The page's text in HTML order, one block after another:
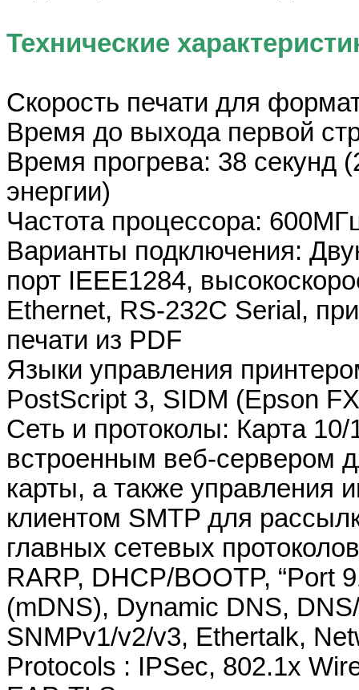
Технические
Скорость печати для
Время до выхода первой
Время прогрева: 38 секунд
энергии)
Частота процессора:
Варианты подключения:
порт IEEE1284,
Ethernet, RS-232C Serial,
печати из PDF
Языки управления
PostScript 3, SIDM (Epson
Cеть и протоколы: Карта
встроенным веб-сервером
карты, а также управления
клиентом SMTP для
главных сетевых
RARP, DHCP/BOOTP, “Port
(mDNS), Dynamic DNS,
SNMPv1/v2/v3, Ethertalk,
Protocols : IPSec, 802.1x